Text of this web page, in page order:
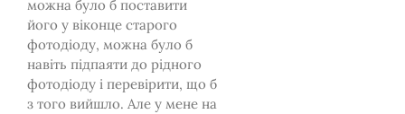
можна було б поставити
його у віконце старого
фотодіоду, можна було б
навіть підпаяти до рідного
фотодіоду і перевірити, що б
з того вийшло. Але у мене на